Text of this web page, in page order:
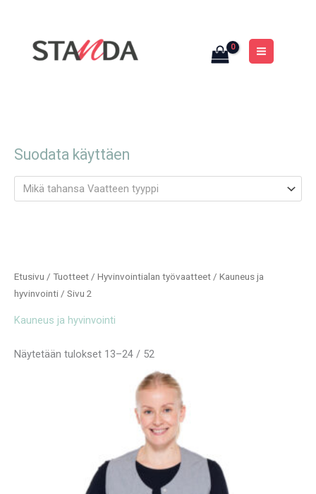
sisältöön
MENU
Suodata käyttäen
Mikä tahansa Vaatteen tyyppi
Etusivu / Tuotteet / Hyvinvointialan työvaatteet / Kauneus ja
hyvinvointi / Sivu 2
Kauneus ja hyvinvointi
Näytetään tulokset 13–24 / 52